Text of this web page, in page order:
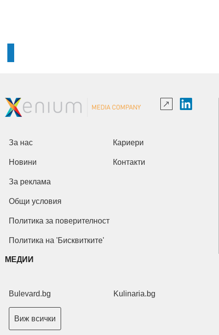
За нас Кариери
Новини Контакти
За реклама
Общи условия
Политика за поверителност
Политика на 'Бисквитките'
МЕДИИ
Bulevard.bg Kulinaria.bg
Виж всички